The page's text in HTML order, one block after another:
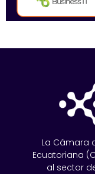
La Cámara
Ecuatoriana
al sector